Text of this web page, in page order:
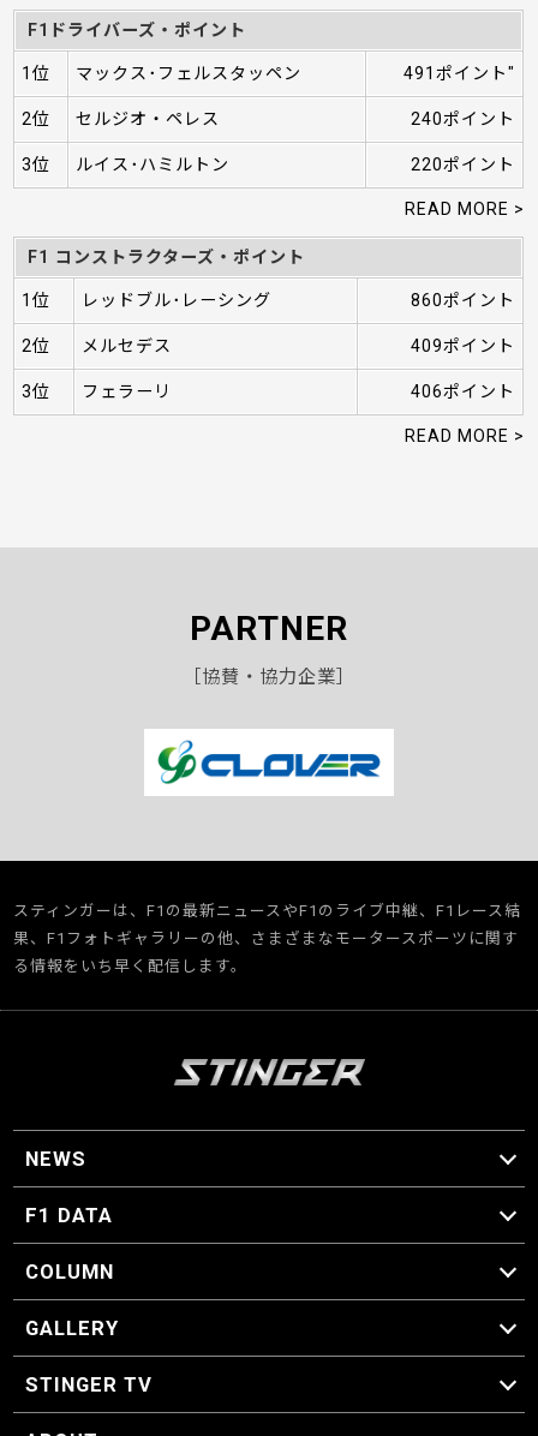
F1ドライバーズ・ポイント
1位 マックス･フェルスタッペン 491ポイント"
2位 セルジオ・ペレス 240ポイント
3位 ルイス･ハミルトン 220ポイント
READ MORE >
F1 コンストラクターズ・ポイント
1位 レッドブル･レーシング 860ポイント
2位 メルセデス 409ポイント
3位 フェラーリ 406ポイント
READ MORE >
PARTNER
［協賛・協力企業］
スティンガーは、F1の最新ニュースやF1のライブ中継、F1レース結
果、F1フォトギャラリーの他、さまざまなモータースポーツに関す
る情報をいち早く配信します。
NEWS
F1 ニュース
F1 DATA
F1 日程
F1 データ
COLUMN
マイ・ワンダフル・サーキット
スクーデリア・一方通行
F1に燃え、ゴルフに泣く日々。
スティングくんの部屋
GALLERY
GALLERY
STINGER TV
STINGER TV